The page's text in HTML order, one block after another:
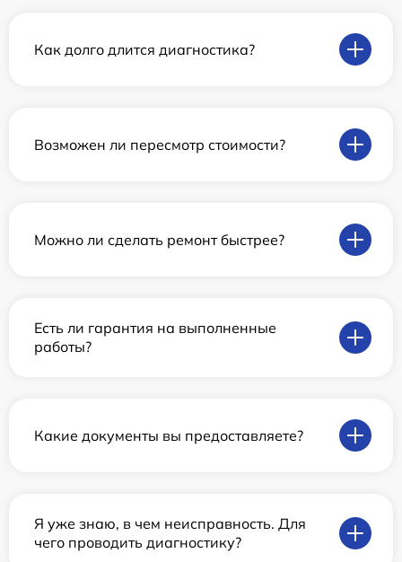
Как долго длится диагностика?
Возможен ли пересмотр стоимости?
Можно ли сделать ремонт быстрее?
Есть ли гарантия на выполненные
работы?
Какие документы вы предоставляете?
Я уже знаю, в чем неисправность. Для
чего проводить диагностику?